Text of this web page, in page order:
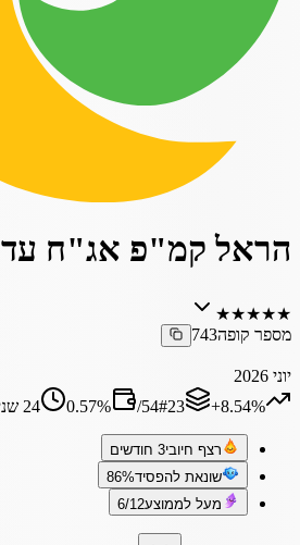
הראל קמ"פ אג"ח עד 15% מניות
★
★
★
★
★
מספר קופה743
יוני 2026
‎+8.54%
#23
/54
0.57% 24 שנים
רצף חיובי3 חודשים
שונאת להפסיד86%
מעל לממוצע6/12